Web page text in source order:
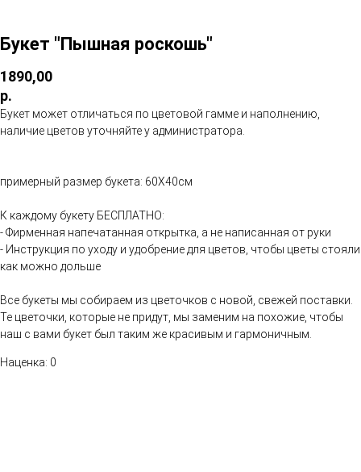
Букет "Пышная роскошь"
1890,00
р.
Букет может отличаться по цветовой гамме и наполнению,
наличие цветов уточняйте у администратора.
примерный размер букета: 60Х40см
К каждому букету БЕСПЛАТНО:
- Фирменная напечатанная открытка, а не написанная от руки
- Инструкция по уходу и удобрение для цветов, чтобы цветы стояли
как можно дольше
Все букеты мы собираем из цветочков с новой, свежей поставки.
Те цветочки, которые не придут, мы заменим на похожие, чтобы
наш с вами букет был таким же красивым и гармоничным.
Наценка: 0